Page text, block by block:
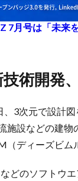
7月号は「未来
技術開
3次元で設計
施設などの建
（ディーズビム
どのソフトウ